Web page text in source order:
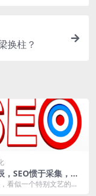
换柱？
，SEO惯于采集，还
思考？
看似一个特别文艺的名